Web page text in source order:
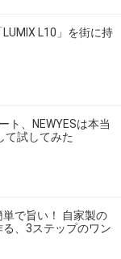
L10」を街に持
ト、NEWYESは本当
て試してみた
単で旨い！ 自家製の
、3ステップのワン